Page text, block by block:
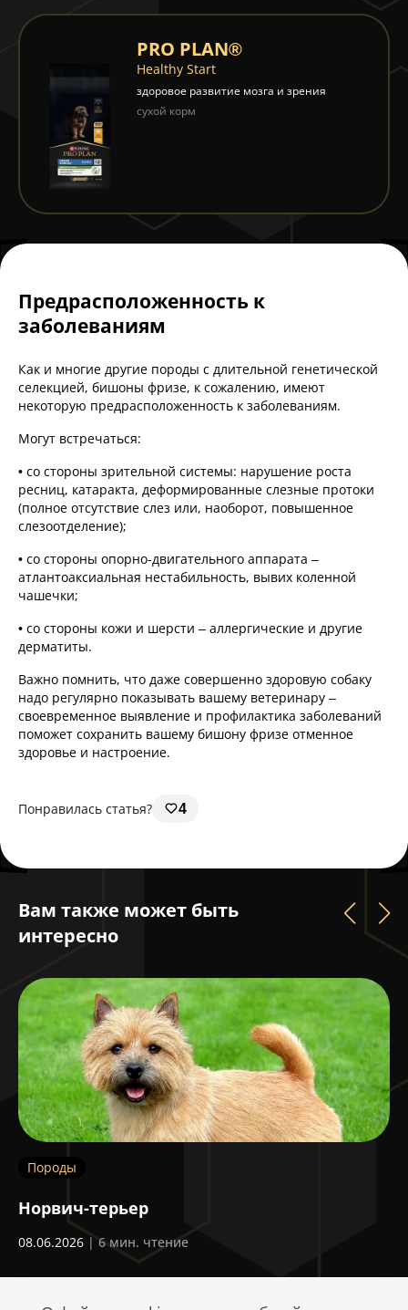
PRO PLAN®
Healthy Start
здоровое развитие мозга и зрения
сухой корм
Предрасположенность к
заболеваниям
Как и многие другие породы с длительной генетической
селекцией, бишоны фризе, к сожалению, имеют
некоторую предрасположенность к заболеваниям.
Могут встречаться:
• со стороны зрительной системы: нарушение роста
ресниц, катаракта, деформированные слезные протоки
(полное отсутствие слез или, наоборот, повышенное
слезоотделение);
• со стороны опорно-двигательного аппарата –
атлантоаксиальная нестабильность, вывих коленной
чашечки;
• со стороны кожи и шерсти – аллергические и другие
дерматиты.
Важно помнить, что даже совершенно здоровую собаку
надо регулярно показывать вашему ветеринару –
своевременное выявление и профилактика заболеваний
поможет сохранить вашему бишону фризе отменное
здоровье и настроение.
Понравилась статья? 4
Вам также может быть
интересно
Породы
Норвич-терьер
08.06.2026 | 6 мин. чтение